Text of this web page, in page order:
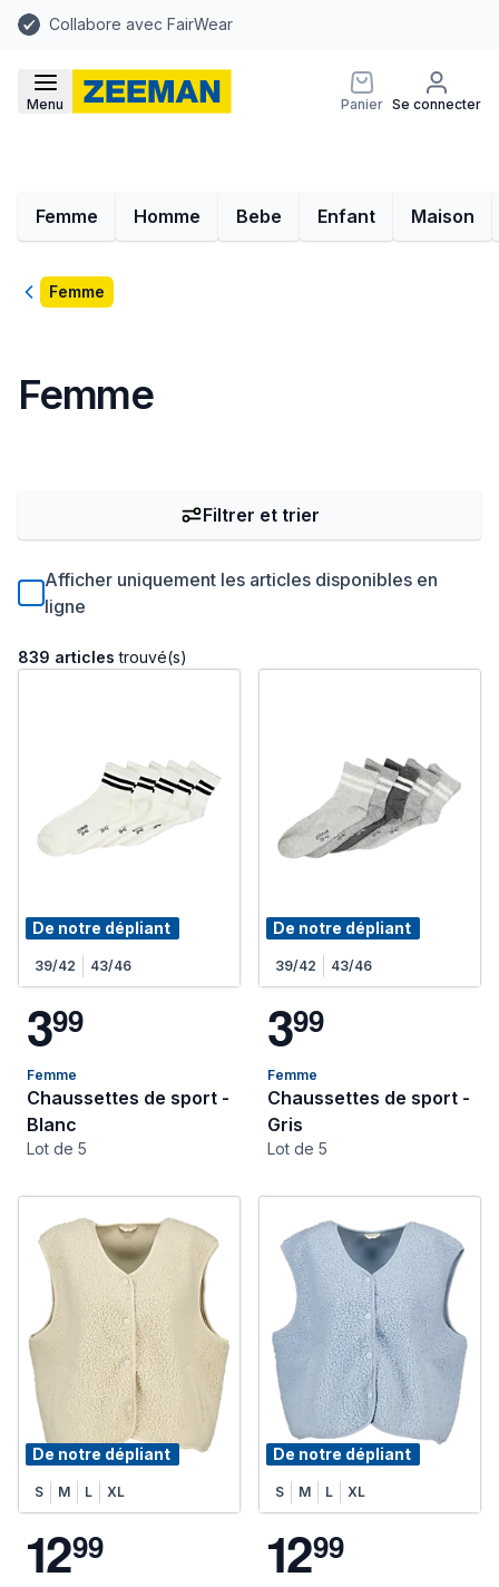
Collabore avec FairWear
Menu Panier Se connecter
Femme Homme Bebe Enfant Maison
RetourFemme
Femme
Afficher uniquement les articles disponibles en
ligne
839 articles trouvé(s)
Filtrer et trier
De notre dépliant
39/42 43/46
399
Femme
Chaussettes de sport -
Blanc
Lot de 5
De notre dépliant
39/42 43/46
399
Femme
Chaussettes de sport -
Gris
Lot de 5
De notre dépliant
S M L XL
1299
De notre dépliant
S M L XL
1299